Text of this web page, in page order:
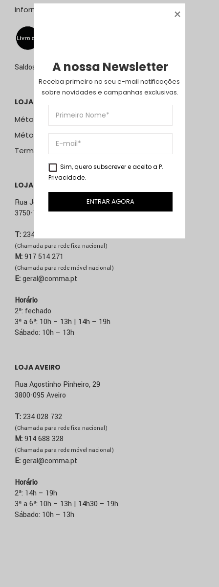
Informação Resolução Litígios
Saldos de 15 de julho a 15 de setembro de 2026
LOJA ONLINE
Métodos e Custos de Envio
Métodos de Pagamento
Termos & Condições
LOJA ÁGUEDA
Rua José Sucena, 231
3750-157 Águeda
T:234 603 020
(Chamada para rede fixa nacional)
M:917 514 271
(Chamada para rede móvel nacional)
E:geral@comma.pt
Horário
2ª: fechado
3ª a 6ª: 10h – 13h | 14h – 19h
Sábado: 10h – 13h
LOJA AVEIRO
Rua Agostinho Pinheiro, 29
3800-095 Aveiro
T:234 028 732
(Chamada para rede fixa nacional)
M:914 688 328
(Chamada para rede móvel nacional)
E:geral@comma.pt
Horário
2ª: 14h – 19h
3ª a 6ª: 10h – 13h | 14h30 – 19h
Sábado: 10h – 13h
A nossa Newsletter
Receba primeiro no seu e-mail notificações
sobre novidades e campanhas exclusivas.
Sim, quero subscrever e aceito a P.
Privacidade.
ENTRAR AGORA